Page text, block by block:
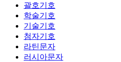
괄호기호
학술기호
기술기호
첨자기호
라틴문자
러시아문자